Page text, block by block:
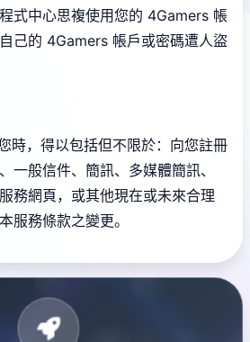
式中心思複使用您的 4Gamers 帳
己的 4Gamers 帳戶或密碼遭人盜
時，得以包括但不限於：向您註冊
一般信件、簡訊、多媒體簡訊、
務網頁，或其他現在或未來合理
服務條款之變更。